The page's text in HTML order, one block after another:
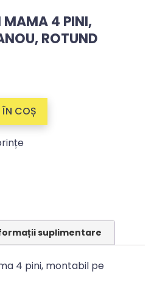
MAMA 4 PINI,
ROTUND
COȘ
suplimentare
4 pini, montabil pe